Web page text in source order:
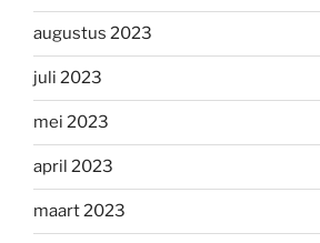
augustus 2023
juli 2023
mei 2023
april 2023
maart 2023